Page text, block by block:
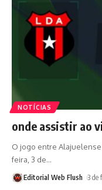
NOTÍCIAS
onde assistir ao
O jogo entre
feira, 3 de…
Editorial Web Flush 3 de